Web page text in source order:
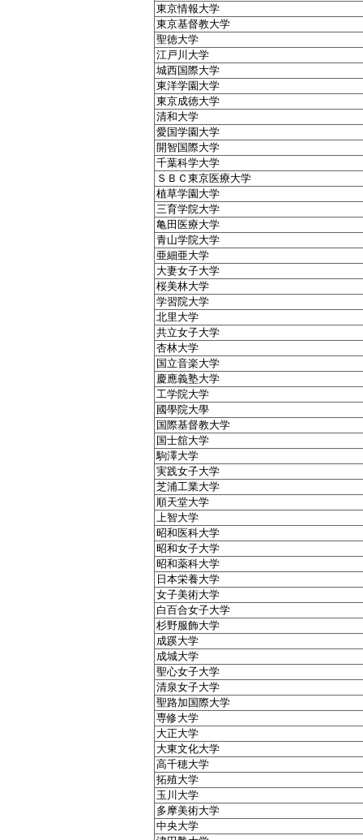
東京情報大学
東京基督教大学
聖徳大学
江戸川大学
城西国際大学
東洋学園大学
東京成徳大学
清和大学
愛国学園大学
開智国際大学
千葉科学大学
ＳＢＣ東京医療大学
植草学園大学
三育学院大学
亀田医療大学
青山学院大学
亜細亜大学
大妻女子大学
桜美林大学
学習院大学
北里大学
共立女子大学
杏林大学
国立音楽大学
慶應義塾大学
工学院大学
國學院大學
国際基督教大学
国士舘大学
駒澤大学
実践女子大学
芝浦工業大学
順天堂大学
上智大学
昭和医科大学
昭和女子大学
昭和薬科大学
日本栄養大学
女子美術大学
白百合女子大学
杉野服飾大学
成蹊大学
成城大学
聖心女子大学
清泉女子大学
聖路加国際大学
専修大学
大正大学
大東文化大学
高千穂大学
拓殖大学
玉川大学
多摩美術大学
中央大学